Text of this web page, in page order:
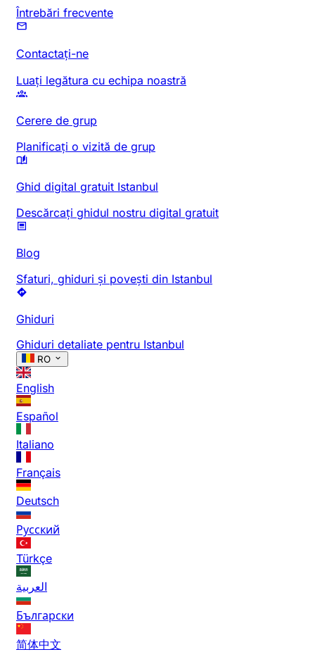
Întrebări frecvente
Contactați-ne
Luați legătura cu echipa noastră
Cerere de grup
Planificați o vizită de grup
Ghid digital gratuit Istanbul
Descărcați ghidul nostru digital gratuit
Blog
Sfaturi, ghiduri și povești din Istanbul
Ghiduri
Ghiduri detaliate pentru Istanbul
RO
English
Español
Italiano
Français
Deutsch
Русский
Türkçe
العربية
Български
简体中文